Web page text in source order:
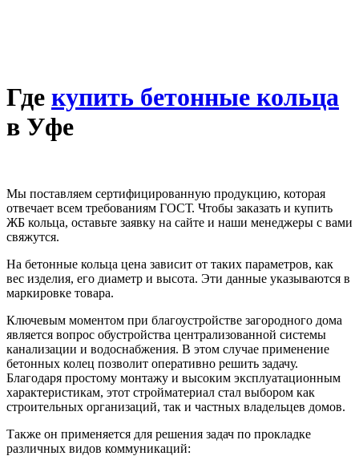
Где купить бетонные кольца
в Уфе
Мы поставляем сертифицированную продукцию, которая
отвечает всем требованиям ГОСТ. Чтобы заказать и купить
ЖБ кольца, оставьте заявку на сайте и наши менеджеры с вами
свяжутся.
На бетонные кольца цена зависит от таких параметров, как
вес изделия, его диаметр и высота. Эти данные указываются в
маркировке товара.
Ключевым моментом при благоустройстве загородного дома
является вопрос обустройства централизованной системы
канализации и водоснабжения. В этом случае применение
бетонных колец позволит оперативно решить задачу.
Благодаря простому монтажу и высоким эксплуатационным
характеристикам, этот стройматериал стал выбором как
строительных организаций, так и частных владельцев домов.
Также он применяется для решения задач по прокладке
различных видов коммуникаций: